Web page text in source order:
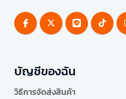
บัญชีของฉัน
วิธีการจัดส่งสินค้า